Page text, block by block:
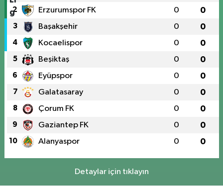
2 Erzurumspor FK 0 0
3 Başakşehir 0 0
4 Kocaelispor 0 0
5 Beşiktaş 0 0
6 Eyüpspor 0 0
7 Galatasaray 0 0
8 Çorum FK 0 0
9 Gaziantep FK 0 0
10 Alanyaspor 0 0
Detaylar için tıklayın